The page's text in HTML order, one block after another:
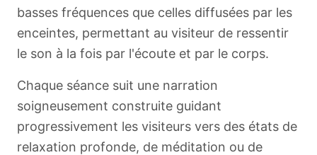
basses fréquences que celles diffusées par les
enceintes, permettant au visiteur de ressentir
le son à la fois par l'écoute et par le corps.
Chaque séance suit une narration
soigneusement construite guidant
progressivement les visiteurs vers des états de
relaxation profonde, de méditation ou de